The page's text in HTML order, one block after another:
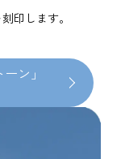
印します。
ン」